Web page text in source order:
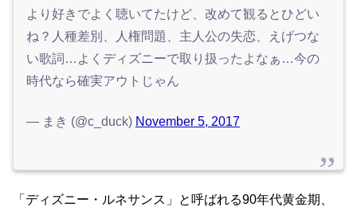
より好きでよく聴いてたけど、改めて観るとひどい
ね？人種差別、人権問題、主人公の失恋、えげつな
い歌詞…よくディズニーで取り扱ったよなぁ…今の
時代なら確実アウトじゃん
— まき (@c_duck) November 5, 2017
「ディズニー・ルネサンス」と呼ばれる90年代黄金期、